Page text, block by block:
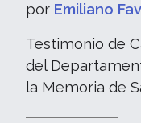
por Emiliano
Testimonio de
del
la Memoria de